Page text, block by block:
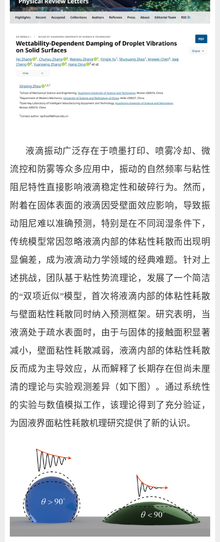
液滴振动广泛存在于喷墨打印、喷雾冷却、微
流控和防雾等众多应用中，振动的自然频率与粘性
阻尼特性直接影响液滴稳定性和破碎行为。然而，
附着在固体表面的液滴因受壁面效应影响，导致振
动阻尼难以准确预测，特别是在不同润湿条件下，
传统模型常因忽略液滴内部的体粘性耗散而出现明
显偏差，成为液滴动力学领域的经典难题。针对上
述挑战，团队基于粘性势流理论，发展了一个简洁
的“双项近似”模型，首次将液滴内部的体粘性耗散
与壁面粘性耗散同时纳入预测框架。研究表明，当
液滴处于疏水表面时，由于与固体的接触面积显著
减小，壁面粘性耗散减弱，液滴内部的体粘性耗散
反而成为主导效应，从而解释了长期存在但尚未厘
清的理论与实验观测差异（如下图）。通过系统性
的实验与数值模拟工作，该理论得到了充分验证，
为固液界面粘性耗散机理研究提供了新的认识。